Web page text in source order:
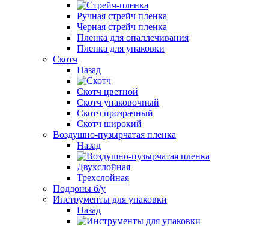
Ручная стрейч пленка
Черная стрейч пленка
Пленка для опаллечивания
Пленка для упаковки
Скотч
Назад
Cкотч цветной
Скотч упаковочный
Скотч прозрачный
Cкотч широкий
Воздушно-пузырчатая пленка
Назад
Двухслойная
Трехслойная
Поддоны б/у
Инструменты для упаковки
Назад